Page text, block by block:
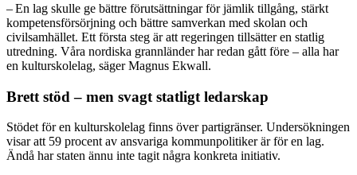
– En lag skulle ge bättre förutsättningar för jämlik tillgång, stärkt
kompetensförsörjning och bättre samverkan med skolan och
civilsamhället. Ett första steg är att regeringen tillsätter en statlig
utredning. Våra nordiska grannländer har redan gått före – alla har
en kulturskolelag, säger Magnus Ekwall.
Brett stöd – men svagt statligt ledarskap
Stödet för en kulturskolelag finns över partigränser. Undersökningen
visar att 59 procent av ansvariga kommunpolitiker är för en lag.
Ändå har staten ännu inte tagit några konkreta initiativ.